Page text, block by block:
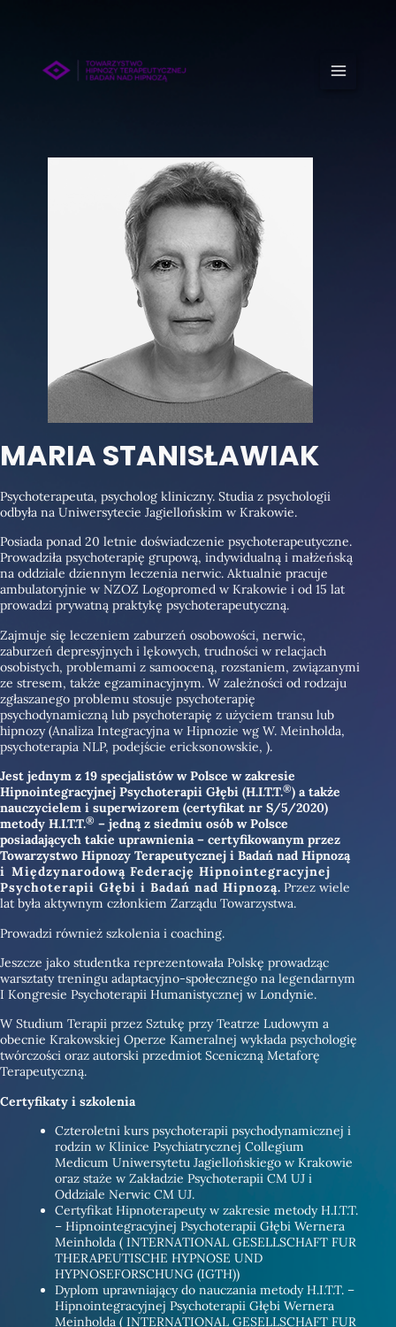
MARIA STANISŁAWIAK
Psychoterapeuta, psycholog kliniczny. Studia z psychologii
odbyła na Uniwersytecie Jagiellońskim w Krakowie.
Posiada ponad 20 letnie doświadczenie psychoterapeutyczne.
Prowadziła psychoterapię grupową, indywidualną i małżeńską
na oddziale dziennym leczenia nerwic. Aktualnie pracuje
ambulatoryjnie w NZOZ Logopromed w Krakowie i od 15 lat
prowadzi prywatną praktykę psychoterapeutyczną.
Zajmuje się leczeniem zaburzeń osobowości, nerwic,
zaburzeń depresyjnych i lękowych, trudności w relacjach
osobistych, problemami z samooceną, rozstaniem, związanymi
ze stresem, także egzaminacyjnym. W zależności od rodzaju
zgłaszanego problemu stosuje psychoterapię
psychodynamiczną lub psychoterapię z użyciem transu lub
hipnozy (Analiza Integracyjna w Hipnozie wg W. Meinholda,
psychoterapia NLP, podejście ericksonowskie, ).
Jest jednym z 19 specjalistów w Polsce w zakresie
Hipnointegracyjnej Psychoterapii Głębi (H.I.T.T.®) a także
nauczycielem i superwizorem (certyfikat nr S/5/2020)
metody H.I.T.T.® – jedną z siedmiu osób w Polsce
posiadających takie uprawnienia – certyfikowanym przez
Towarzystwo Hipnozy Terapeutycznej i Badań nad Hipnozą
i Międzynarodową Federację Hipnointegracyjnej
Psychoterapii Głębi i Badań nad Hipnozą. Przez wiele
lat była aktywnym członkiem Zarządu Towarzystwa.
Prowadzi również szkolenia i coaching.
Jeszcze jako studentka reprezentowała Polskę prowadząc
warsztaty treningu adaptacyjno-społecznego na legendarnym
I Kongresie Psychoterapii Humanistycznej w Londynie.
W Studium Terapii przez Sztukę przy Teatrze Ludowym a
obecnie Krakowskiej Operze Kameralnej wykłada psychologię
twórczości oraz autorski przedmiot Sceniczną Metaforę
Terapeutyczną.
Certyfikaty i szkolenia
Czteroletni kurs psychoterapii psychodynamicznej i
rodzin w Klinice Psychiatrycznej Collegium
Medicum Uniwersytetu Jagiellońskiego w Krakowie
oraz staże w Zakładzie Psychoterapii CM UJ i
Oddziale Nerwic CM UJ.
Certyfikat Hipnoterapeuty w zakresie metody H.I.T.T.
– Hipnointegracyjnej Psychoterapii Głębi Wernera
Meinholda ( INTERNATIONAL GESELLSCHAFT FUR
THERAPEUTISCHE HYPNOSE UND
HYPNOSEFORSCHUNG (IGTH))
Dyplom uprawniający do nauczania metody H.I.T.T. –
Hipnointegracyjnej Psychoterapii Głębi Wernera
Meinholda ( INTERNATIONAL GESELLSCHAFT FUR